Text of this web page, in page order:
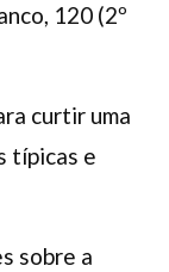
120 (2º
curtir uma
típicas e
sobre a